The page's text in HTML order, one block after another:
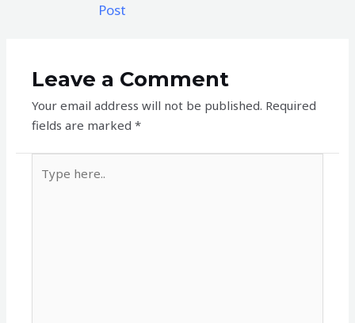
Post
Leave a Comment
Your email address will not be published. Required
fields are marked*
here..